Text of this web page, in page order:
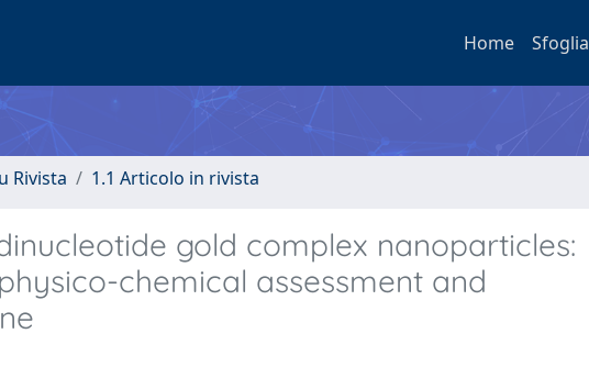
Home Sfoglia
Rivista 1.1 Articolo in rivista
gold complex nanoparticles:
chemical assessment and